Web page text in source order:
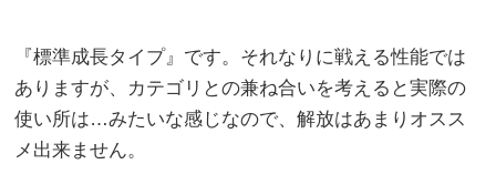
『標準成長タイプ』です。それなりに戦える性能では
ありますが、カテゴリとの兼ね合いを考えると実際の
使い所は…みたいな感じなので、解放はあまりオスス
メ出来ません。